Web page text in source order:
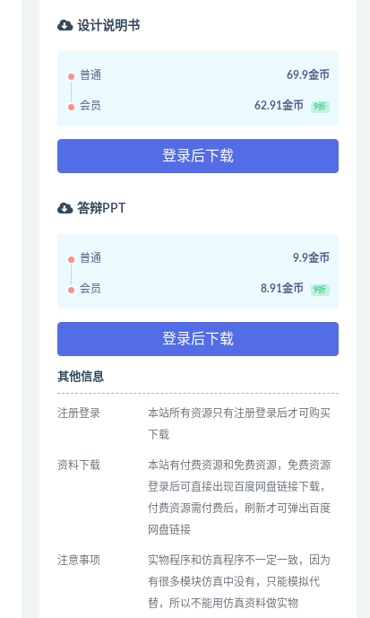
设计说明书
普通 69.9金币
会员 62.91金币 9折
登录后下载
答辩PPT
普通 9.9金币
会员 8.91金币 9折
登录后下载
其他信息
注册登录
本站所有资源只有注册登录后才可购买
下载
资料下载
本站有付费资源和免费资源，免费资源
登录后可直接出现百度网盘链接下载，
付费资源需付费后，刷新才可弹出百度
网盘链接
注意事项
实物程序和仿真程序不一定一致，因为
有很多模块仿真中没有，只能模拟代
替，所以不能用仿真资料做实物